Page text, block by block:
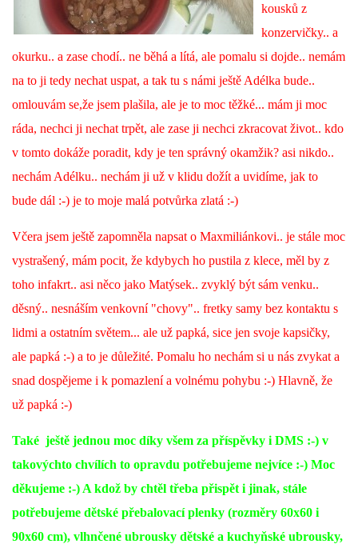
kousků z
konzervičky.. a
okurku.. a zase chodí.. ne běhá a lítá, ale pomalu si dojde.. nemám
na to ji tedy nechat uspat, a tak tu s námi ještě Adélka bude..
omlouvám se,že jsem plašila, ale je to moc těžké... mám ji moc
ráda, nechci ji nechat trpět, ale zase ji nechci zkracovat život.. kdo
v tomto dokáže poradit, kdy je ten správný okamžik? asi nikdo..
nechám Adélku.. nechám ji už v klidu dožít a uvidíme, jak to
bude dál :-) je to moje malá potvůrka zlatá :-)
Včera jsem ještě zapomněla napsat o Maxmiliánkovi.. je stále moc
vystrašený, mám pocit, že kdybych ho pustila z klece, měl by z
toho infakrt.. asi něco jako Matýsek.. zvyklý být sám venku..
děsný.. nesnáším venkovní "chovy".. fretky samy bez kontaktu s
lidmi a ostatním světem... ale už papká, sice jen svoje kapsičky,
ale papká :-) a to je důležité. Pomalu ho nechám si u nás zvykat a
snad dospějeme i k pomazlení a volnému pohybu :-) Hlavně, že
už papká :-)
Také ještě jednou moc díky všem za příspěvky i DMS :-) v
takovýchto chvílích to opravdu potřebujeme nejvíce :-) Moc
děkujeme :-) A kdož by chtěl třeba přispět i jinak, stále
potřebujeme dětské přebalovací plenky (rozměry 60x60 i
90x60 cm), vlhnčené ubrousky dětské a kuchyňské ubrousky,